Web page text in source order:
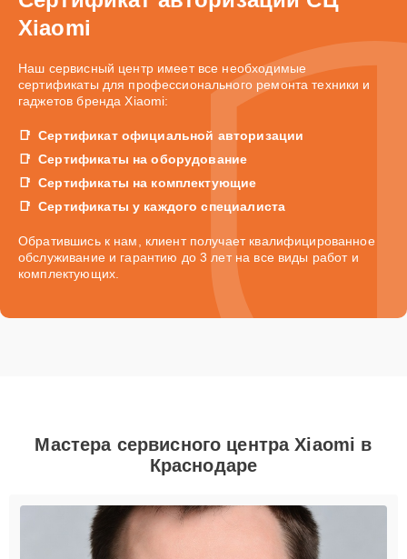
Xiaomi
Наш сервисный центр имеет все необходимые
сертификаты для профессионального ремонта техники и
гаджетов бренда Xiaomi:
Сертификат официальной авторизации
Сертификаты на оборудование
Сертификаты на комплектующие
Сертификаты у каждого специалиста
Обратившись к нам, клиент получает квалифицированное
обслуживание и гарантию до 3 лет на все виды работ и
комплектующих.
Мастера сервисного центра Xiaomi в
Краснодаре